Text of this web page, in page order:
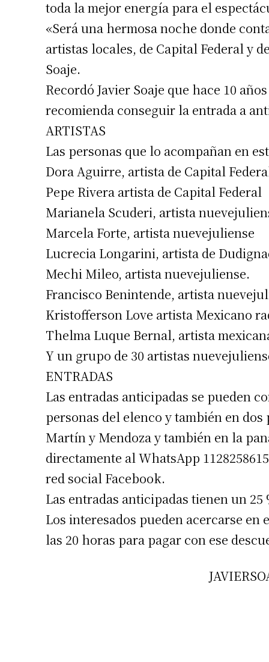
toda la mejor energía para el
«Será una hermosa noche donde
artistas locales, de Capital Federal y
Soaje.
Recordó Javier Soaje que hace 10
recomienda conseguir la entrada a
ARTISTAS
Las personas que lo acompañan en
Dora Aguirre, artista de Capital
Pepe Rivera artista de Capital Federal
Marianela Scuderi, artista
Marcela Forte, artista nuevejuliense
Lucrecia Longarini, artista de
Mechi Mileo, artista nuevejuliense.
Francisco Benintende, artista
Kristofferson Love artista Mexicano
Thelma Luque Bernal, artista
Y un grupo de 30 artistas
ENTRADAS
Las entradas anticipadas se pueden
personas del elenco y también en dos
Martín y Mendoza y también en la
directamente al WhatsApp
red social Facebook.
Las entradas anticipadas tienen un
Los interesados pueden acercarse
las 20 horas para pagar con ese